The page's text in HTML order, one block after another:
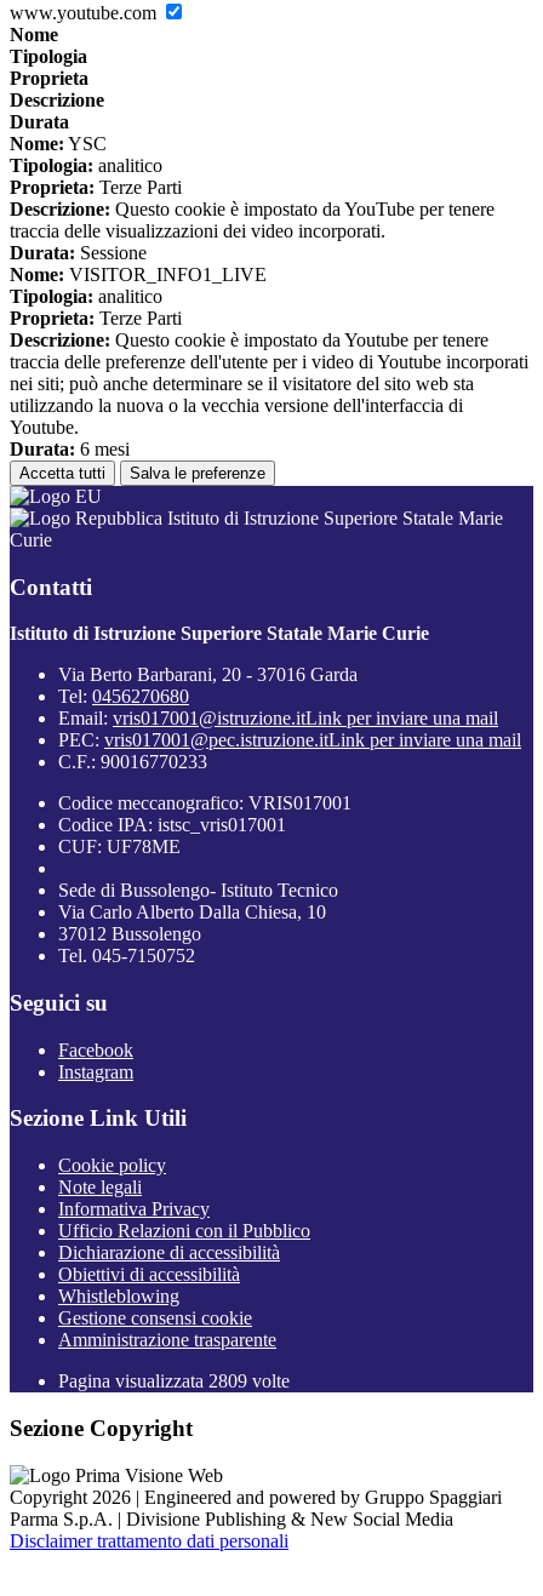
www.youtube.com
Nome
Tipologia
Proprieta
Descrizione
Durata
Nome: YSC
Tipologia: analitico
Proprieta: Terze Parti
Descrizione: Questo cookie è impostato da YouTube per tenere
traccia delle visualizzazioni dei video incorporati.
Durata: Sessione
Nome: VISITOR_INFO1_LIVE
Tipologia: analitico
Proprieta: Terze Parti
Descrizione: Questo cookie è impostato da Youtube per tenere
traccia delle preferenze dell'utente per i video di Youtube incorporati
nei siti; può anche determinare se il visitatore del sito web sta
utilizzando la nuova o la vecchia versione dell'interfaccia di
Youtube.
Durata: 6 mesi
Accetta tutti Salva le preferenze
Istituto di Istruzione Superiore Statale Marie
Curie
Contatti
Istituto di Istruzione Superiore Statale Marie Curie
Via Berto Barbarani, 20 - 37016 Garda
Tel: 0456270680
Email: vris017001@istruzione.itLink per inviare una mail
PEC: vris017001@pec.istruzione.itLink per inviare una mail
C.F.: 90016770233
Codice meccanografico: VRIS017001
Codice IPA: istsc_vris017001
CUF: UF78ME
Sede di Bussolengo- Istituto Tecnico
Via Carlo Alberto Dalla Chiesa, 10
37012 Bussolengo
Tel. 045-7150752
Seguici su
Facebook
Instagram
Sezione Link Utili
Cookie policy
Note legali
Informativa Privacy
Ufficio Relazioni con il Pubblico
Dichiarazione di accessibilità
Obiettivi di accessibilità
Whistleblowing
Gestione consensi cookie
Amministrazione trasparente
Pagina visualizzata 2809 volte
Sezione Copyright
Copyright 2026 | Engineered and powered by Gruppo Spaggiari
Parma S.p.A. | Divisione Publishing & New Social Media
Disclaimer trattamento dati personali